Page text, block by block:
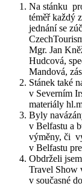
Na stánku
téměř každý
jednání se
Mgr. Jan
Hudcová,
Mandová,
Stánek také
v Severním
materiály
Byly
v Belfastu a
výměny, či
v Belfastu
Obdrželi
Travel Show
v současné